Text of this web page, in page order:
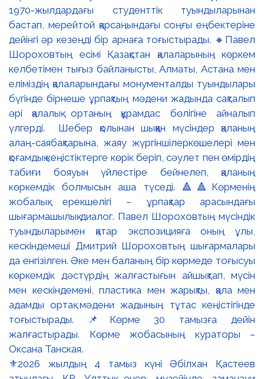
⚜️2026 жылдың 4 тамыз күні Әбілхан Қастеев